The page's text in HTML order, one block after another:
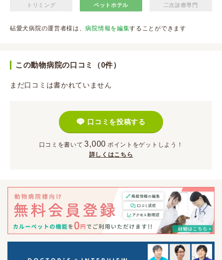
トリミング ペットホテル 二次診療専門
砧愛犬病院の運営者様は、病院情報を編集することができます
この動物病院の口コミ（0件）
まだ口コミは書かれていません
口コミを投稿する
口コミを書いて 3,000 ポイント をゲットしよう！
詳しくはこちら